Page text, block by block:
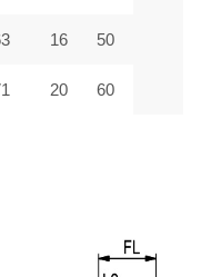
16 50
20 60